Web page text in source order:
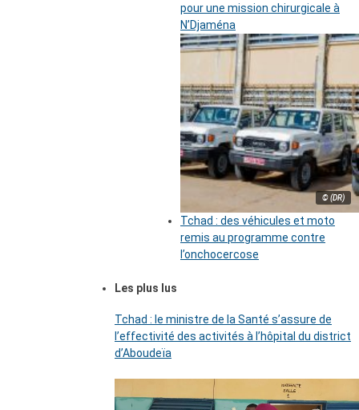
pour une mission chirurgicale à
N’Djaména
© (DR)
Tchad : des véhicules et moto
remis au programme contre
l’onchocercose
Les plus lus
Tchad : le ministre de la Santé s’assure de
l’effectivité des activités à l’hôpital du district
d’Aboudeïa